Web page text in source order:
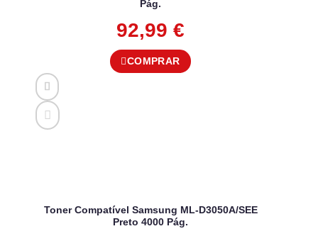
Pág.
92,99 €
COMPRAR
Toner Compatível Samsung ML-D3050A/SEE
Preto 4000 Pág.